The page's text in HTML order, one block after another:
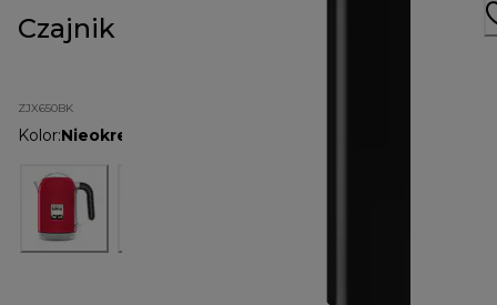
Czajnik kMix 1 l ZJX650BK
ZJX650BK
Kolor:Nieokreślone